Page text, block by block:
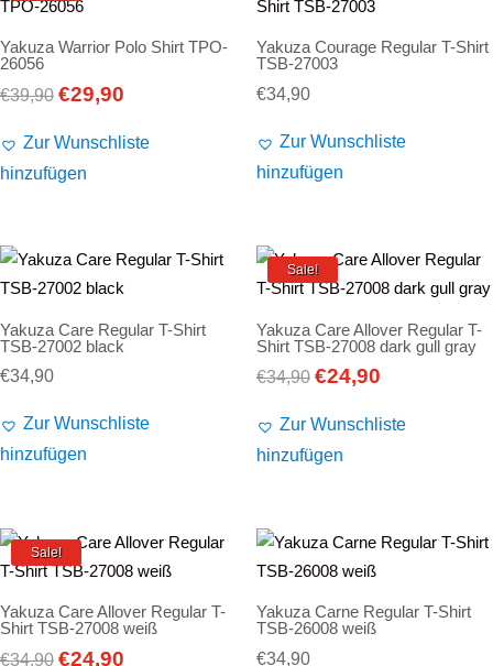
Yakuza Warrior Polo Shirt TPO-
26056
€39,90 Ursprünglicher
war:
€39,90
€29,90
ist:
Zur Wunschliste
hinzufügen
Yakuza Courage Regular T-Shirt
TSB-27003
€34,90
Zur Wunschliste
hinzufügen
Yakuza Care Regular T-Shirt
TSB-27002 black
€34,90
Zur Wunschliste
hinzufügen
Sale!
Yakuza Care Allover Regular T-
Shirt TSB-27008 dark gull gray
€34,90 Ursprünglicher
war:
€34,90
€24,90Aktueller
ist:
Zur Wunschliste
hinzufügen
Sale!
Yakuza Care Allover Regular T-
Shirt TSB-27008 weiß
€34,90 Ursprünglicher
€24,90
Yakuza Carne Regular T-Shirt
TSB-26008 weiß
€34,90